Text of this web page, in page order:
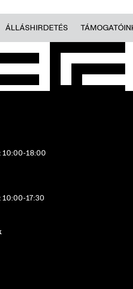
ÁLLÁSHIRDETÉS
10:00-18:00
10:00-17:30